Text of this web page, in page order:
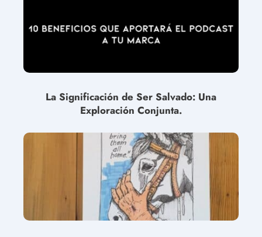
La Significación de Ser Salvado: Una
Exploración Conjunta.